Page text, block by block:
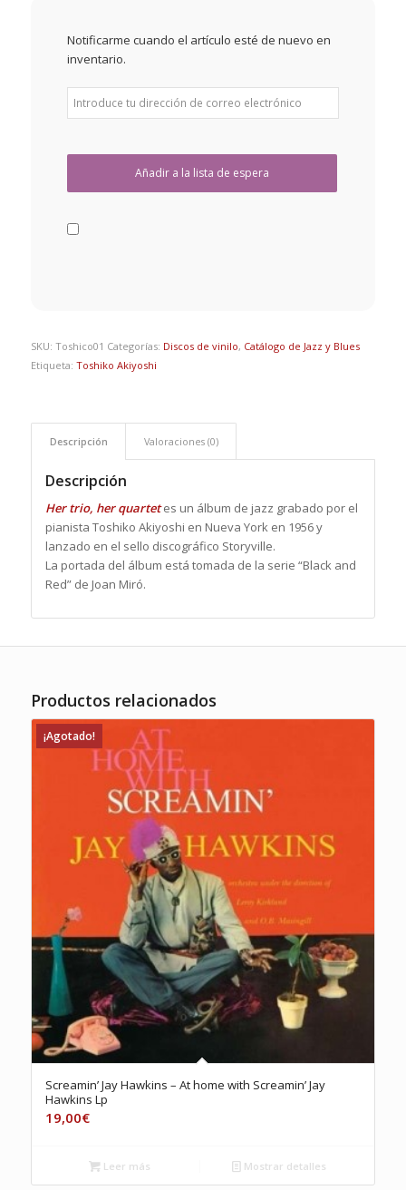
Notificarme cuando el artículo esté de nuevo en
inventario.
SKU: Toshico01 Categorías: Discos de vinilo, Catálogo de Jazz y Blues
Etiqueta: Toshiko Akiyoshi
Descripción Valoraciones (0)
Descripción
Her trio, her quartetes un álbum de jazz grabado por el
pianista Toshiko Akiyoshi en Nueva York en 1956 y
lanzado en el sello discográfico Storyville.
La portada del álbum está tomada de la serie “Black and
Red” de Joan Miró.
Productos relacionados
¡Agotado!
Screamin’ Jay Hawkins – At home with Screamin’ Jay
Hawkins Lp
19,00€
Leer más Mostrar detalles